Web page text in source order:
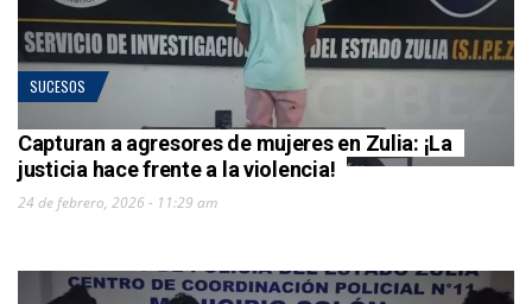
SUCESOS
Capturan a agresores de mujeres en Zulia: ¡La
justicia hace frente a la violencia!
24 de febrero, 2026 - 11:29 am